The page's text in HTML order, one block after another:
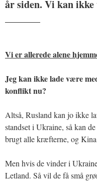
år siden. Vi kan ikke
Vi er allerede alene
Jeg kan ikke lade være
konflikt nu?
Altså, Rusland kan jo ikke
standset i Ukraine, så kan
brugt alle kræfterne, og
Men hvis de vinder i
Letland. Så vil de få små